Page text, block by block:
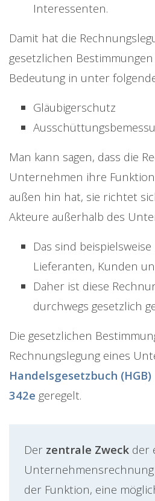
Interessenten.
Damit hat die
gesetzlichen
Bedeutung in unter
Gläubigerschutz
Man kann sagen, dass die
Unternehmen ihre
außen hin hat, sie richtet
Akteure außerhalb des
Das sind
Lieferanten, Kunden
Daher ist diese
durchwegs gesetzlich
Die gesetzlichen
Rechnungslegung eines
Handelsgesetzbuch (HGB)
342e geregelt.
Der zentrale Zweck der
der Funktion, eine